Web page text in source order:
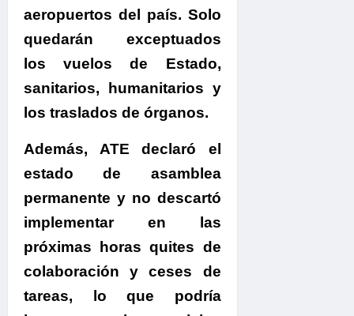
aeropuertos del país. Solo
quedarán exceptuados
los vuelos de Estado,
sanitarios, humanitarios y
los traslados de órganos.
Además,ATE declaró el
estado de asamblea
permanente y no descartó
implementar en las
próximas horas quites de
colaboración y ceses de
tareas, lo que podría